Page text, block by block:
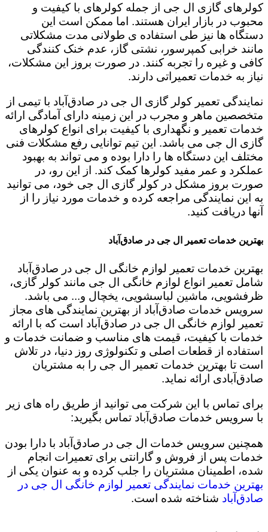
کولرهای گازی ال جی از جمله کولرهای با کیفیت و
محبوب در بازار ایران هستند. اما ممکن است این
دستگاه ها نیز طی استفاده ی طولانی مدت مشکلاتی
مانند خرابی کمپرسور، نشتی گاز، عدم خنک کنندگی
کافی و غیره را تجربه کنند. در صورت بروز این مشکلات،
نیاز به خدمات تعمیراتی دارند.
نمایندگی تعمیر کولر گازی ال جی در صادق‌آباد با تیمی از
متخصصین ماهر و مجرب در این زمینه دارای آمادگی ارائه
خدمات تعمیر و نگهداری با کیفیت برای انواع کولرهای
گازی ال جی می باشد. این تیم توانایی رفع مشکلات فنی
مختلف این دستگاه ها را دارا بوده و می تواند به بهبود
عملکرد و عمر مفید کولرها کمک کند. از این رو، در
صورت بروز مشکل در کولر گازی ال جی خود، می توانید
به این نمایندگی مراجعه کرده و خدمات مورد نیاز را از
آنها دریافت کنید.
بهترین خدمات تعمیر ال جی در صادق‌آباد
بهترین خدمات تعمیر لوازم خانگی ال جی در صادق‌آباد
شامل تعمیر انواع لوازم خانگی ال جی مانند کولر گازی،
ظرفشویی، ماشین لباسشویی، یخچال و... می باشد.
سرویس خدمات صادق‌آباد از بهترین نمایندگی های مجاز
تعمیر لوازم خانگی ال جی در صادق‌آباد است که با ارائه
خدمات با کیفیت، قیمت های مناسب و ضمانت خدمات و
استفاده از قطعات اصلی و تکنولوژی روز دنیا، در تلاش
است تا بهترین خدمات تعمیر ال جی را به مشتریان
صادق‌آبادی ارائه نماید.
برای تماس با این شرکت می توانید از طریق راه های زیر
با سرویس خدمات صادق‌آباد تماس بگیرید:
همچنین سرویس خدمات ال جی در صادق‌آباد با دارا بودن
خدمات پس از فروش و گارانتی برای تعمیرات انجام
شده، اطمینان مشتریان را جلب کرده و به عنوان یکی از
بهترین خدمات نمایندگی تعمیر لوازم خانگی ال جی در
صادق‌آباد شناخته شده است.